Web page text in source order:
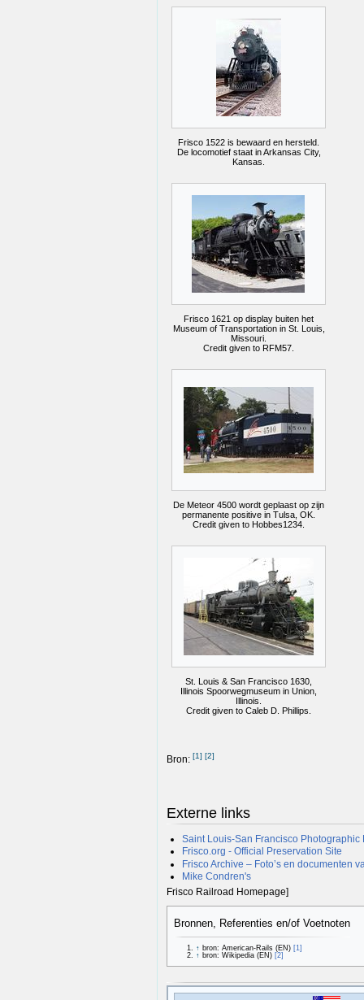
Frisco 1522 is bewaard en hersteld.
De locomotief staat in Arkansas City,
Kansas.
Frisco 1621 op display buiten het
Museum of Transportation in St. Louis,
Missouri.
Credit given to RFM57.
De Meteor 4500 wordt geplaast op zijn
permanente positive in Tulsa, OK.
Credit given to Hobbes1234.
St. Louis & San Francisco 1630,
Illinois Spoorwegmuseum in Union,
Illinois.
Credit given to Caleb D. Phillips.
Bron: [1] [2]
Externe links
Saint Louis-San Francisco Photographic
Frisco.org - Official Preservation Site
Frisco Archive – Foto’s en documenten
Mike Condren's
Frisco Railroad Homepage]
Bronnen, Referenties en/of Voetnoten
↑ bron: American-Rails (EN) [1]
↑ bron: Wikipedia (EN) [2]